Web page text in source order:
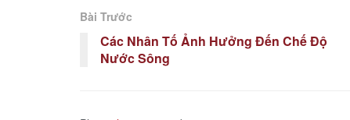
Bài Trước
Các Nhân Tố Ảnh Hưởng Đến Chế Độ
Nước Sông